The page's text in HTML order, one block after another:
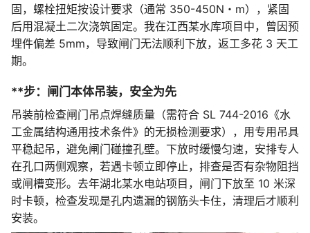
固，螺栓扭矩按设计要求（通常 350-450N・m），紧固
后用混凝土二次浇筑固定。我在江西某水库项目中，曾因预
埋件偏差 5mm，导致闸门无法顺利下放，返工多花 3 天工
期。
**步：闸门本体吊装，安全为先
吊装前检查闸门吊点焊缝质量（需符合 SL 744-2016《水
工金属结构通用技术条件》的无损检测要求），用专用吊具
平稳起吊，避免闸门碰撞孔壁。下放时缓慢匀速，安排专人
在孔口两侧观察，若遇卡顿立即停止，排查是否有杂物阻挡
或闸槽变形。去年湖北某水电站项目，闸门下放至 10 米深
时卡顿，检查发现是孔内遗漏的钢筋头卡住，清理后才顺利
安装。